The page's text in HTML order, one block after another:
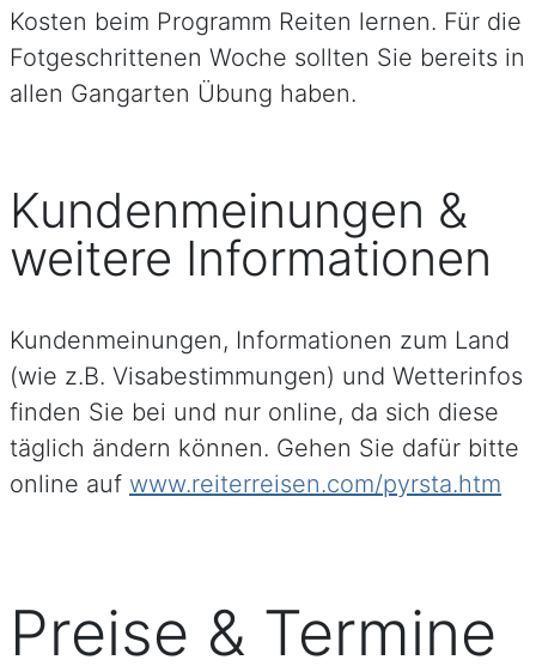
Kosten beim Programm Reiten lernen. Für die
Fotgeschrittenen Woche sollten Sie bereits in
allen Gangarten Übung haben.
Kundenmeinungen &
weitere Informationen
Kundenmeinungen, Informationen zum Land
(wie z.B. Visabestimmungen) und Wetterinfos
finden Sie bei und nur online, da sich diese
täglich ändern können. Gehen Sie dafür bitte
online auf www.reiterreisen.com/pyrsta.htm
Preise & Termine